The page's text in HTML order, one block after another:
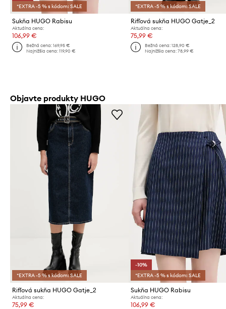
*EXTRA -5 % s kódom: SALE
Sukňa HUGO Rabisu
Aktuálna cena:
106,99 €
Bežná cena:169,95 €
Najnižšia cena:119,90 €
*EXTRA -5 % s kódom: SALE
Rifľová sukňa HUGO Gatje_2
Aktuálna cena:
75,99 €
Bežná cena: 128,90 €
Najnižšia cena: 78,99 €
Objavte produkty HUGO
*EXTRA -5 % s kódom: SALE
Rifľová sukňa HUGO Gatje_2
Aktuálna cena:
75,99 €
-10%
*EXTRA -5 % s kódom: SALE
Sukňa HUGO Rabisu
Aktuálna cena:
106,99 €